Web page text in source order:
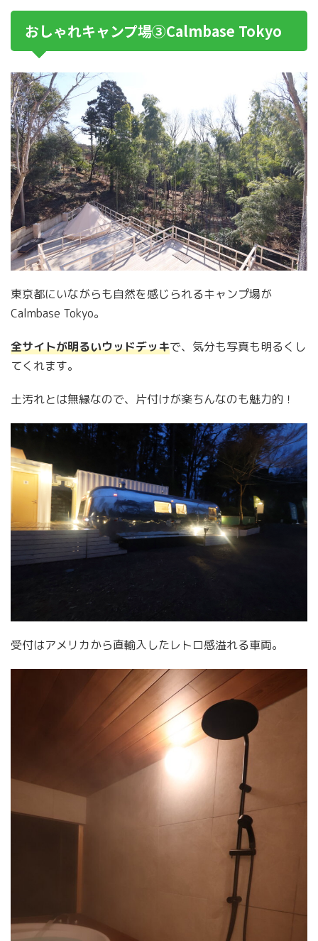
おしゃれキャンプ場③Calmbase Tokyo
東京都にいながらも自然を感じられるキャンプ場が
Calmbase Tokyo。
全サイトが明るいウッドデッキで、気分も写真も明るくし
てくれます。
土汚れとは無縁なので、片付けが楽ちんなのも魅力的！
受付はアメリカから直輸入したレトロ感溢れる車両。